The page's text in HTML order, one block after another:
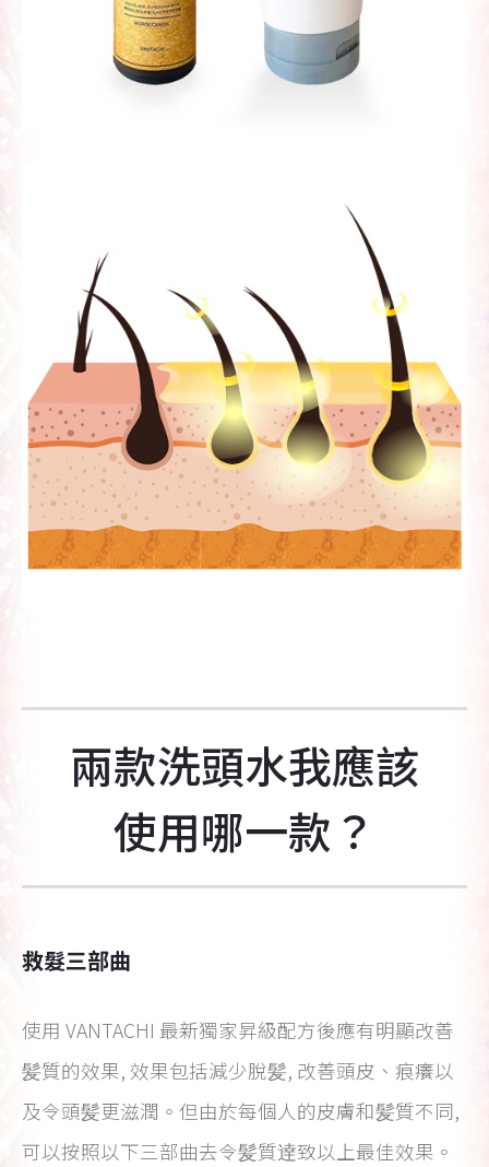
兩款洗頭水我應該
使用哪一款？
救髮三部曲
使用 VANTACHI 最新獨家昇級配方後應有明顯改善
髪質的效果, 效果包括減少脫髪, 改善頭皮、痕癢以
及令頭髪更滋潤。但由於每個人的皮膚和髪質不同,
可以按照以下三部曲去令髪質逹致以上最佳效果。